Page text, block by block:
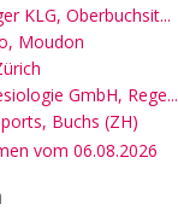
KLG, Oberbuchsit...
Moudon
GmbH, Rege...
Buchs (ZH)
vom 06.08.2026